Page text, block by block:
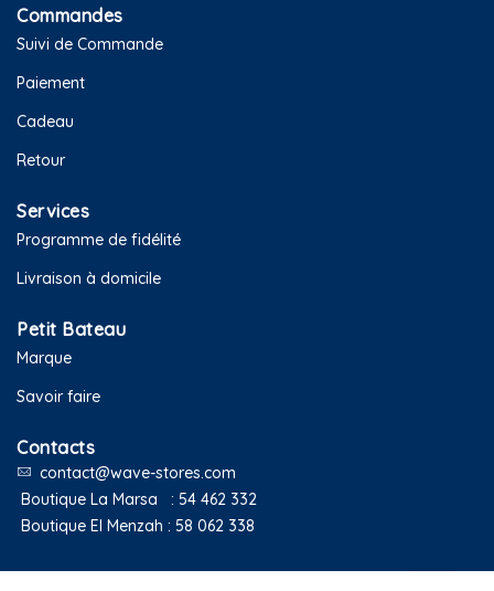
Commandes
Suivi de Commande
Paiement
Cadeau
Retour
Services
Programme de fidélité
Livraison à domicile
Petit Bateau
Marque
Savoir faire
Contacts
contact@wave-stores.com
Boutique La Marsa : 54 462 332
Boutique El Menzah : 58 062 338